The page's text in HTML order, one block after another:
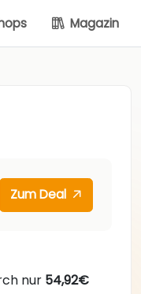
Magazin
Zum Deal
nur 54,92€